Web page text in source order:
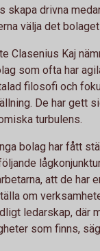
skapa drivna
välja det
Clasenius Kaj
som ofta har
filosofi och
De har gett
turbulens.
bolag har fått
att de har
om
ledarskap, där
som finns,